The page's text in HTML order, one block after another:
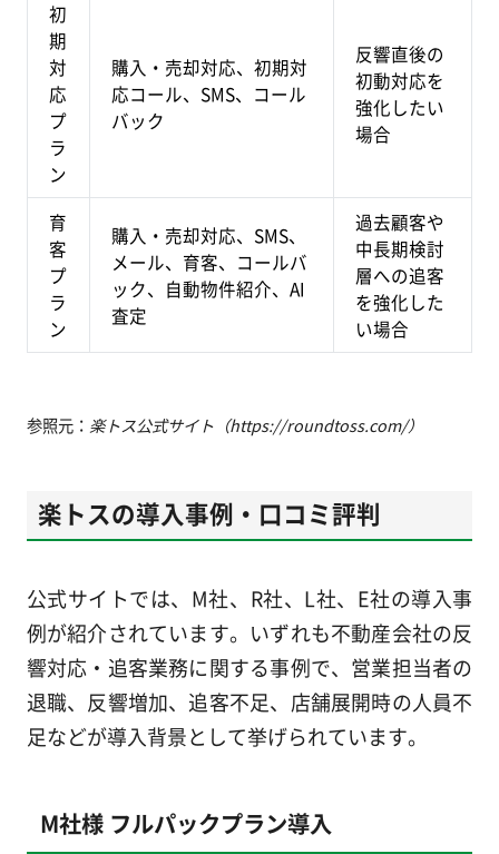
初
期
対
応
プ
ラ
ン
購入・売却対応、初期対
応コール、SMS、コール
バック
反響直後の
初動対応を
強化したい
場合
育
客
プ
ラ
ン
購入・売却対応、SMS、
メール、育客、コールバ
ック、自動物件紹介、AI
査定
過去顧客や
中長期検討
層への追客
を強化した
い場合
参照元： 楽トス公式サイト（https://roundtoss.com/）
楽トスの導入事例・口コミ評判
公式サイトでは、M社、R社、L社、E社の導入事
例が紹介されています。いずれも不動産会社の反
響対応・追客業務に関する事例で、営業担当者の
退職、反響増加、追客不足、店舗展開時の人員不
足などが導入背景として挙げられています。
M社様 フルパックプラン導入